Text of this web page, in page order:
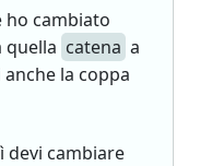
ho cambiato
quella catena a
la coppa
devi cambiare